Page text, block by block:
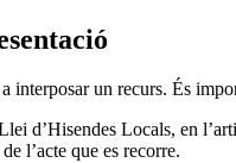
interposar un recurs. És
d’Hisendes Locals, en
l’acte que es recorre.